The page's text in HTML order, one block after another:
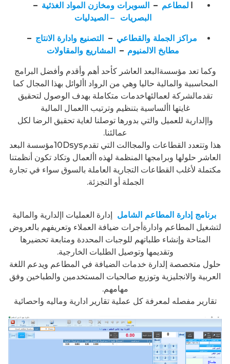
لمطاعم – السوبرات ومخازن المواد الغذئية –
البصريات
– الصيدليات
مراكز الجملة والقطاعي – التصنيع وادارة الانتاج –
مطابخ الالمنيوم – المشاريع والمقاولات
وكما تعد مؤسسةالبعد العاشر كأحد أهم وأقدم وأفضل البرامج
المحاسبية والمالية حاليا وهي من الرواد األوائل بهذا المجال كما
تقدمالشركة لعمالئهاخدمات متكاملة بهدف الوصول لتحقيق
غايتها األساسية بتنظيم وترتيب االعمال المالية
واإلدارية للعميل والتي بدورها توصلنا لغاية تحقيق الرضا لكل
عمالئنا.
هذا وتتعدد القطاعات والمجاالت التي تقدم10Dsysمؤسسة البعد
العاشر حلولها وبرامجها المنظمة لهذه األعمال وتكاد تكون أنظمتنا
مكتملة لأغلب القطاعات التجارية العاملة بالسوق سواء في تجارة
الجملة أو التجزئة.
برنامج إدارة المطاعم الشامل
إدارة العمليات اإلدارية والمالية
لتشغيل المطاعم وادارةأجرات ضيافة العملاء وتعريفهم بالعروض
المتاحة وإنشاء طلباتهم للوجبات المحددة ومتابعة تحضيرها
وتقديمها وتوصيل الطلبات الخارجية.
حلول متخصصة إلدارة خدمات الضيافة في المطاعم ويدعم اللغة
العربية والانجليزية وتوزيع صالحيات المستخدمين والطباخين وفق
مهامهم.
تقارير مفصله لمعرفة كل عملية تقارير ادارية وماليه واحصائية